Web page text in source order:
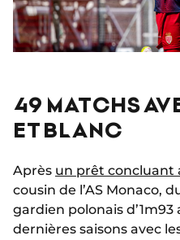
49 MATCHS
ET BLANC
Après un prêt concluant
cousin de l’AS Monaco,
gardien polonais
dernières saisons avec